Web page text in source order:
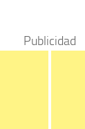
Publicidad